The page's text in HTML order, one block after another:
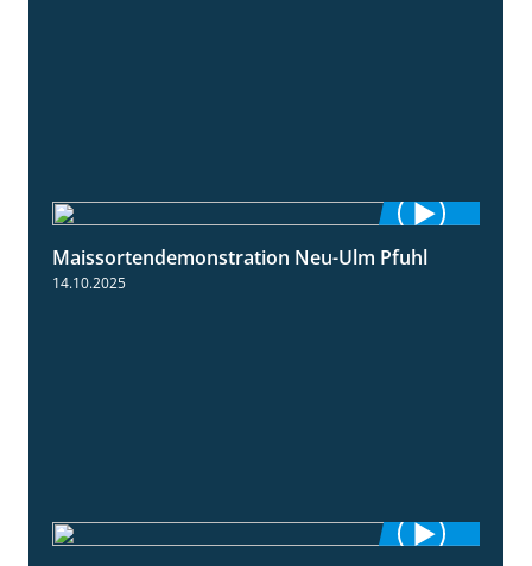
7:10
Maissortendemonstration Neu-Ulm Pfuhl
14.10.2025